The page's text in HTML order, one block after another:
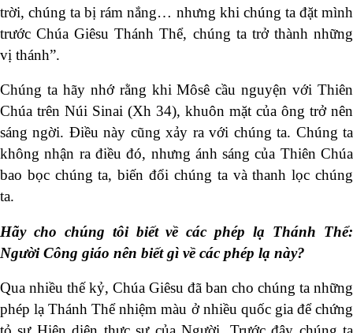
trời, chúng ta bị rám nắng… nhưng khi chúng ta đặt mình
trước Chúa Giêsu Thánh Thể, chúng ta trở thành những
vị thánh”.
Chúng ta hãy nhớ rằng khi Môsê cầu nguyện với Thiên
Chúa trên Núi Sinai (Xh 34), khuôn mặt của ông trở nên
sáng ngời. Điều này cũng xảy ra với chúng ta. Chúng ta
không nhận ra điều đó, nhưng ánh sáng của Thiên Chúa
bao bọc chúng ta, biến đổi chúng ta và thanh lọc chúng
ta.
Hãy cho chúng tôi biết về các phép lạ Thánh Thể:
Người Công giáo nên biếtgì về các phép lạ này?
Qua nhiều thế kỷ, Chúa Giêsu đã ban cho chúng ta những
phép lạ Thánh Thể nhiệm màu ở nhiều quốc gia để chứng